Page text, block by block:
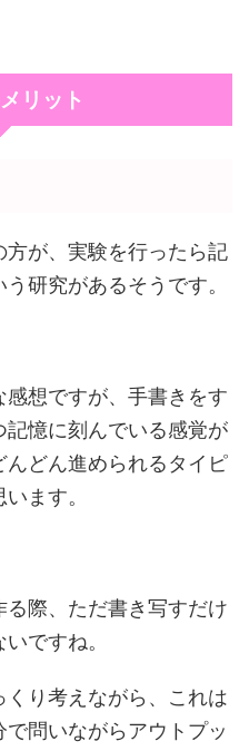
リット
が、実験を行ったら記
研究があるそうです。
想ですが、手書きをす
憶に刻んでいる感覚が
どん進められるタイピ
ます。
際、ただ書き写すだけ
ですね。
くり考えながら、これは
問いながらアウトプッ